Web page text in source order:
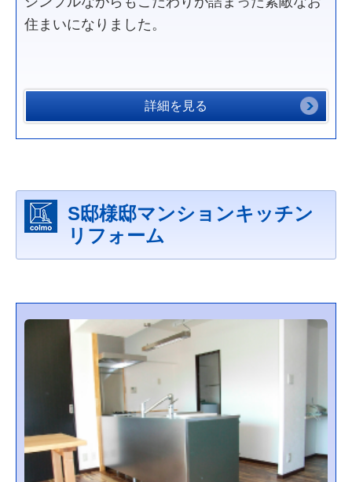
住まいになりました。
詳細を見る
S邸様邸マンションキッチン
リフォーム